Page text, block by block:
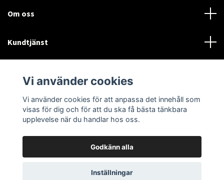
Om oss
Kundtjänst
Sociala medier
© 2026 woodsman.sePowered by Quickbutik
Vi använder cookies
Vi använder cookies för att anpassa det innehåll som
visas för dig och för att du ska få bästa tänkbara
upplevelse när du handlar hos oss.
Godkänn alla
Inställningar